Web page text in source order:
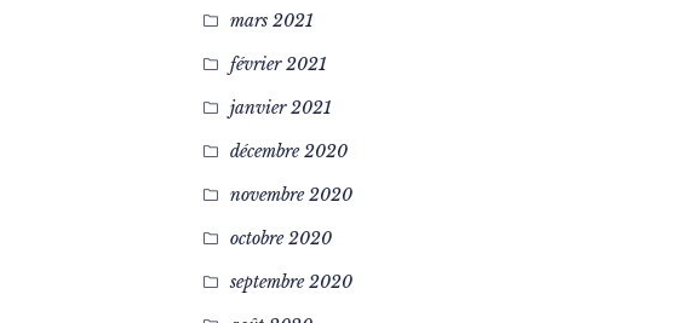
mars 2021
février 2021
janvier 2021
décembre 2020
novembre 2020
octobre 2020
septembre 2020